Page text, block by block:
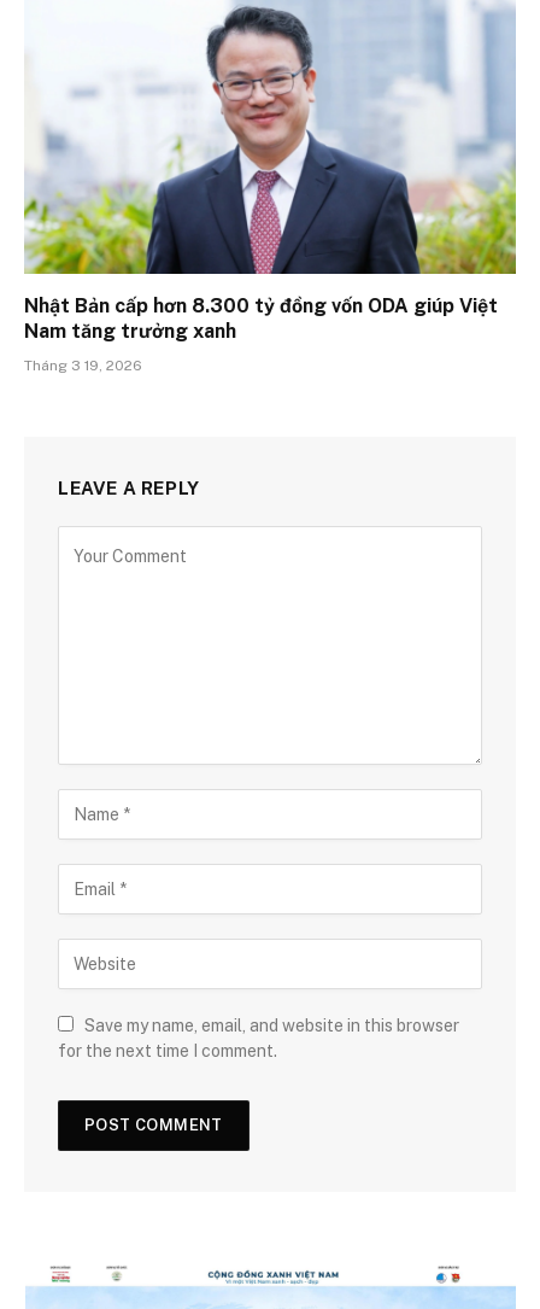
Nhật Bản cấp hơn 8.300 tỷ đồng vốn ODA giúp Việt
Nam tăng trưởng xanh
Tháng 3 19, 2026
LEAVE A REPLY
Save my name, email, and website in this browser
for the next time I comment.